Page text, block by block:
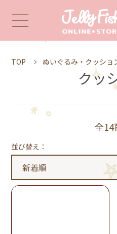
TOP ぬいぐるみ・クッショ
クッ
全14
並び替え：